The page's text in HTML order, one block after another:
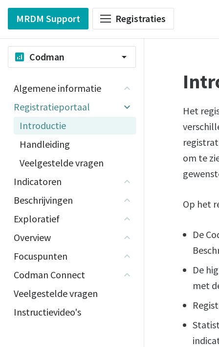
MRDM Support Registraties
analytics Codman arrow_drop_down
Algemene informatie
Registratieportaal
Introductie
Handleiding
Veelgestelde vragen
Indicatoren
Beschrijvingen
Exploratief
Overview
Focuspunten
Codman Connect
Veelgestelde vragen
Instructievideo's
Het
om te
Op het
De
De
met